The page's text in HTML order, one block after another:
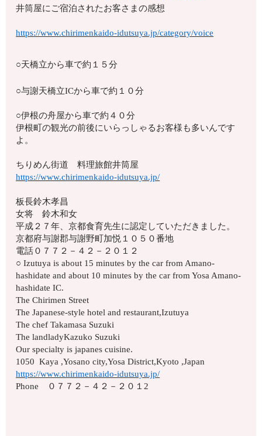
井筒屋にご宿泊されたお客さまの感想
https://www.chirimenkaido-idutsuya.jp/category/voice
○天橋立から車で約１５分
○与謝天橋立ICから車で約１０分
○伊根の舟屋から車で約４０分
伊根町の観光の前後にいらっしゃるお客様も多いんです
よ。
ちりめん街道 料理旅館井筒屋
https://www.chirimenkaido-idutsuya.jp/
板長鈴木孝昌
女将 鈴木和女
平成２７年、京都食育先生に認定していただきました。
京都府与謝郡与謝野町加悦１０５０番地
電話０７７２－４２－２０１２
○ Izutuya is about 15 minutes by the car from Amano-
hashidate and about 10 minutes by the car from Yosa Amano-
hashidate IC.
The Chirimen Street
The Japanese-style hotel and restaurant,Izutuya
The chef Takamasa Suzuki
The landladyKazuko Suzuki
Our specialty is japanes cuisine.
1050 Kaya ,Yosano city,Yosa District,Kyoto ,Japan
https://www.chirimenkaido-idutsuya.jp/
Phone ０７７２－４２－２０１2